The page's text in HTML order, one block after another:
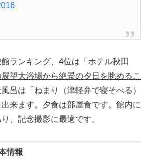
ランキング、4位は「ホテル秋田
望大浴場から絶景の夕日を眺めるこ
呂は「ねまり（津軽弁で寝そべる）
来ます。夕食は部屋食です。館内に
、記念撮影に最適です。
情報